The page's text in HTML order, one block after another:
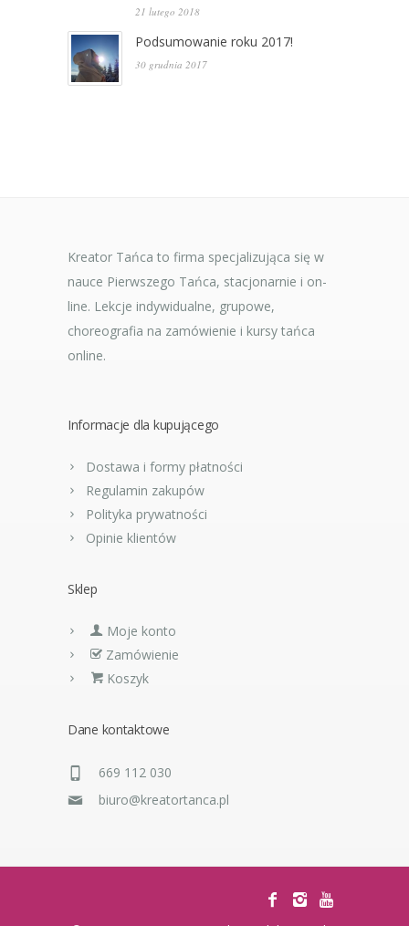
21 lutego 2018
Podsumowanie roku 2017!
30 grudnia 2017
Kreator Tańca to firma specjalizująca się w
nauce Pierwszego Tańca, stacjonarnie i on-
line. Lekcje indywidualne, grupowe,
choreografia na zamówienie i kursy tańca
online.
Informacje dla kupującego
Dostawa i formy płatności
Regulamin zakupów
Polityka prywatności
Opinie klientów
Sklep
Moje konto
Zamówienie
Koszyk
Dane kontaktowe
669 112 030
biuro@kreatortanca.pl